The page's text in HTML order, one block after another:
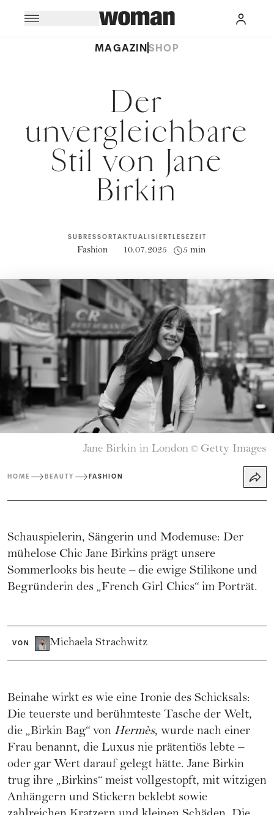
MAGAZINSHOP
Der
unvergleichbare
Stil von Jane
Birkin
SUBRESSORT
Fashion
AKTUALISIERT
10.07.2025
LESEZEIT
5 min
Jane Birkin in London © Getty Images
HOME BEAUTY FASHION
Schauspielerin, Sängerin und Modemuse: Der
mühelose Chic Jane Birkins prägt unsere
Sommerlooks bis heute – die ewige Stilikone und
Begründerin des „French Girl Chics“ im Porträt.
VON Michaela Strachwitz
Beinahe wirkt es wie eine Ironie des Schicksals:
Die teuerste und berühmteste Tasche der Welt,
die „Birkin Bag“ von Hermès, wurde nach einer
Frau benannt, die Luxus nie prätentiös lebte –
oder gar Wert darauf gelegt hätte. Jane Birkin
trug ihre „Birkins“ meist vollgestopft, mit witzigen
Anhängern und Stickern beklebt sowie